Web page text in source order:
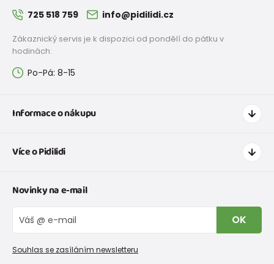
725 518 759 info@pidilidi.cz
Zákaznický servis je k dispozici od pondělí do pátku v
hodinách:
Po-Pá: 8-15
Informace o nákupu
Doprava a platba
Tabulka velikostí obuvi
Vrácení zboží a reklamace
Reklamační řád
Nevyzvednutá objednávka na dobírku
Více o Pidilidi
O nás
Blog
Velkoobchod PiDiLiDi
Affiliate program
Novinky na e-mail
OK
Souhlas se zasíláním newsletteru